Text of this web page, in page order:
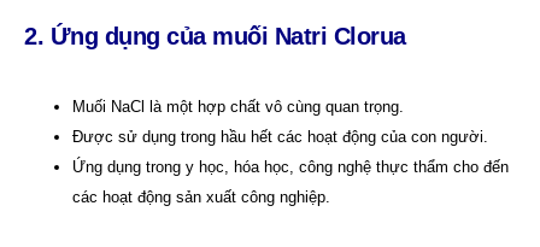
2. Ứng dụng của muối Natri Clorua
Muối NaCl là một hợp chất vô cùng quan trọng.
Được sử dụng trong hầu hết các hoạt động của con người.
Ứng dụng trong y học, hóa học, công nghệ thực thẩm cho đến
các hoạt động sản xuất công nghiệp.